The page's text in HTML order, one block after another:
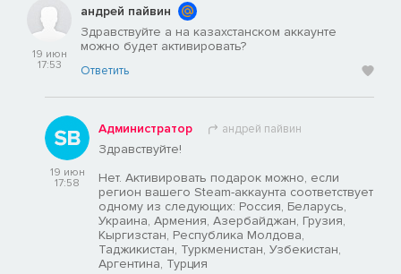
19 июн
17:53
андрей пайвин
Здравствуйте а на казахстанском аккаунте
можно будет активировать?
Ответить
19 июн
17:58
Администратор андрей пайвин
Здравствуйте!
Нет. Активировать подарок можно, если
регион вашего Steam-аккаунта соответствует
одному из следующих: Россия, Беларусь,
Украина, Армения, Азербайджан, Грузия,
Кыргизстан, Республика Молдова,
Таджикистан, Туркменистан, Узбекистан,
Аргентина, Турция